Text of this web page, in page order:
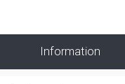
Information